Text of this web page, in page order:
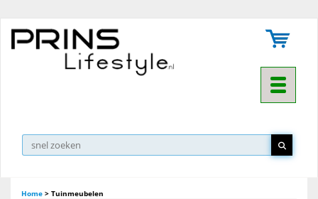
Toggle
▼
Home > Tuinmeubelen